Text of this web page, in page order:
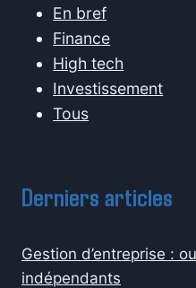
En bref
Finance
High tech
Investissement
Tous
Derniers articles
Gestion d’entreprise :
indépendants